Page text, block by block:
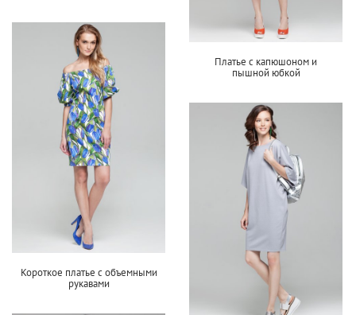
Платье с капюшоном и
пышной юбкой
Короткое платье с объемными
рукавами